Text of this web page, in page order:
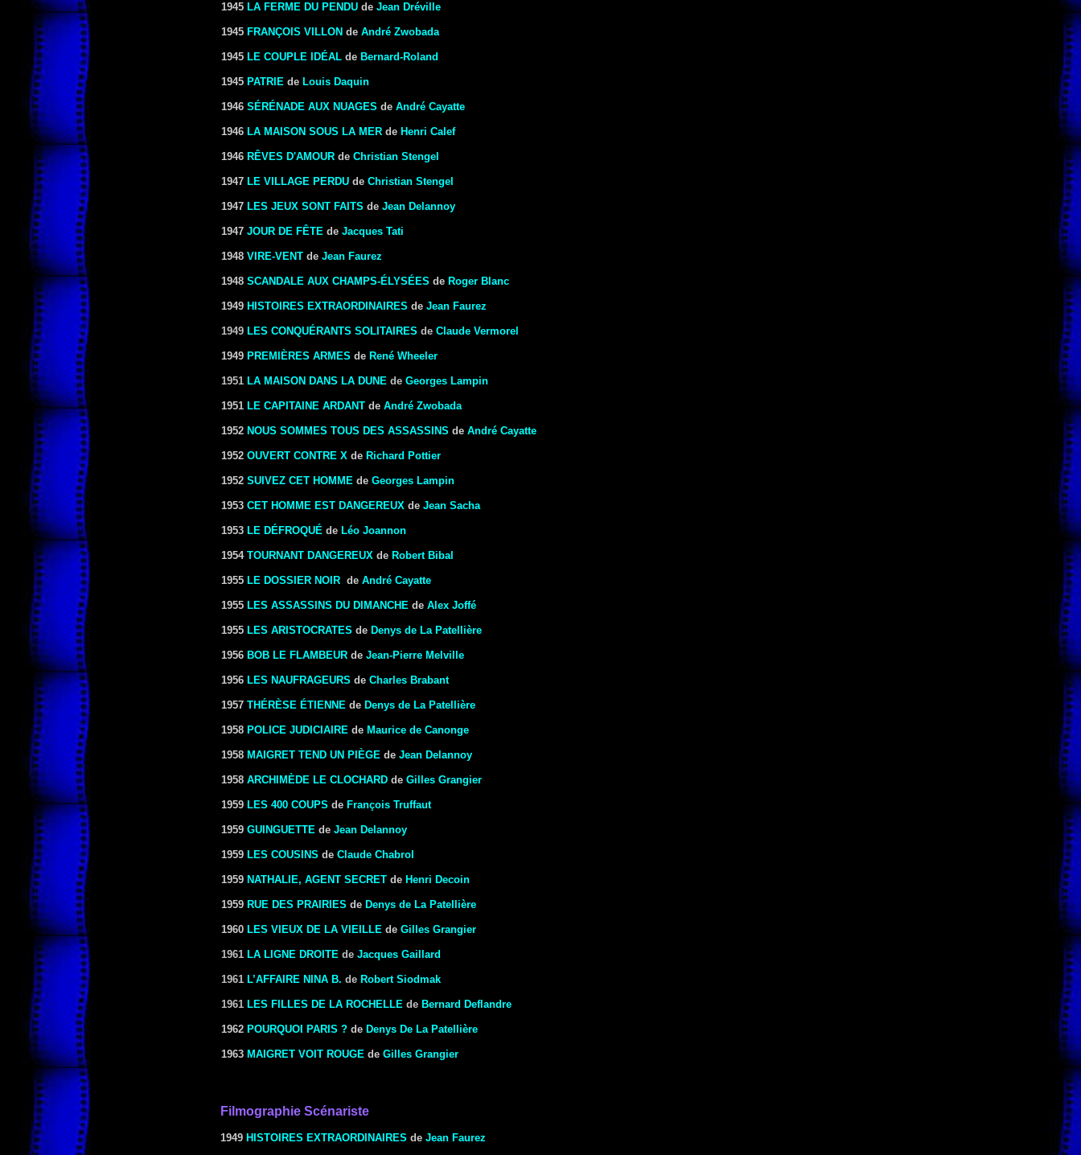
1945 LA FERME DU PENDU de Jean Dréville
1945 FRANÇOIS VILLON de André Zwobada
1945 LE COUPLE IDÉAL de Bernard-Roland
1945 PATRIE de Louis Daquin
1946 SÉRÉNADE AUX NUAGES de André Cayatte
1946 LA MAISON SOUS LA MER de Henri Calef
1946 RÊVES D'AMOUR de Christian Stengel
1947 LE VILLAGE PERDU de Christian Stengel
1947 LES JEUX SONT FAITS de Jean Delannoy
1947 JOUR DE FÊTE de Jacques Tati
1948 VIRE-VENT de Jean Faurez
1948 SCANDALE AUX CHAMPS-ÉLYSÉES de Roger Blanc
1949 HISTOIRES EXTRAORDINAIRES de Jean Faurez
1949 LES CONQUÉRANTS SOLITAIRES de Claude Vermorel
1949 PREMIÈRES ARMES de René Wheeler
1951 LA MAISON DANS LA DUNE de Georges Lampin
1951 LE CAPITAINE ARDANT de André Zwobada
1952 NOUS SOMMES TOUS DES ASSASSINS de André Cayatte
1952 OUVERT CONTRE X de Richard Pottier
1952 SUIVEZ CET HOMME de Georges Lampin
1953 CET HOMME EST DANGEREUX de Jean Sacha
1953 LE DÉFROQUÉ de Léo Joannon
1954 TOURNANT DANGEREUX de Robert Bibal
1955 LE DOSSIER NOIR de André Cayatte
1955 LES ASSASSINS DU DIMANCHE de Alex Joffé
1955 LES ARISTOCRATES de Denys de La Patellière
1956 BOB LE FLAMBEUR de Jean-Pierre Melville
1956 LES NAUFRAGEURS de Charles Brabant
1957 THÉRÈSE ÉTIENNE de Denys de La Patellière
1958 POLICE JUDICIAIRE de Maurice de Canonge
1958 MAIGRET TEND UN PIÈGE de Jean Delannoy
1958 ARCHIMÈDE LE CLOCHARD de Gilles Grangier
1959 LES 400 COUPS de François Truffaut
1959 GUINGUETTE de Jean Delannoy
1959 LES COUSINS de Claude Chabrol
1959 NATHALIE, AGENT SECRET de Henri Decoin
1959 RUE DES PRAIRIES de Denys de La Patellière
1960 LES VIEUX DE LA VIEILLE de Gilles Grangier
1961 LA LIGNE DROITE de Jacques Gaillard
1961 L’AFFAIRE NINA B. de Robert Siodmak
1961 LES FILLES DE LA ROCHELLE de Bernard Deflandre
1962 POURQUOI PARIS ? de Denys De La Patellière
1963 MAIGRET VOIT ROUGE de Gilles Grangier
Filmographie Scénariste
1949 HISTOIRES EXTRAORDINAIRES de Jean Faurez